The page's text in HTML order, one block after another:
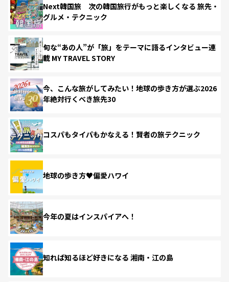
Next韓国旅 次の韓国旅行がもっと楽しくなる 旅先・
グルメ・テクニック
旬な“あの人”が「旅」をテーマに語るインタビュー連
載 MY TRAVEL STORY
今、こんな旅がしてみたい！地球の歩き方が選ぶ2026
年絶対行くべき旅先30
コスパもタイパもかなえる！賢者の旅テクニック
地球の歩き方♥偏愛ハワイ
今年の夏はインスパイアへ！
知れば知るほど好きになる 湘南・江の島